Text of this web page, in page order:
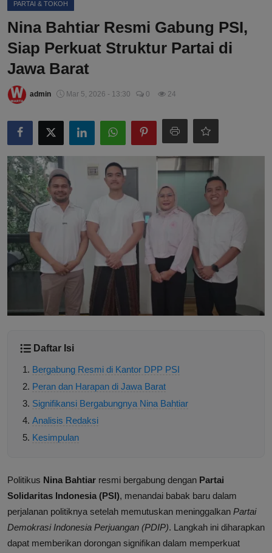
PARTAI & TOKOH
Nina Bahtiar Resmi Gabung PSI,
Siap Perkuat Struktur Partai di
Jawa Barat
admin Mar 5, 2026 - 13:30 0 24
Daftar Isi
Bergabung Resmi di Kantor DPP PSI
Peran dan Harapan di Jawa Barat
Signifikansi Bergabungnya Nina Bahtiar
Analisis Redaksi
Kesimpulan
Politikus Nina Bahtiar resmi bergabung dengan Partai
Solidaritas Indonesia (PSI), menandai babak baru dalam
perjalanan politiknya setelah memutuskan meninggalkan Partai
Demokrasi Indonesia Perjuangan (PDIP). Langkah ini diharapkan
dapat memberikan dorongan signifikan dalam memperkuat